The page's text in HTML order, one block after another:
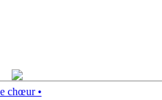
chœur •